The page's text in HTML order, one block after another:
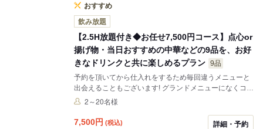
おすすめ
飲み放題
【2.5H放題付き◆お任せ7,500円コース】点心or
揚げ物・当日おすすめの中華などの9品を、お好
きなドリンクと共に楽しめるプラン 9品
予約を頂いてから仕入れをするため毎回違うメニューと
出会えることもございます! グランドメニューになくコー
スでしか楽しめないお料理も… 季節のおすすめ食材で料
も完備で貸し切りもOKです‼
2～20名様
7,500円 (税込) 詳細・予約